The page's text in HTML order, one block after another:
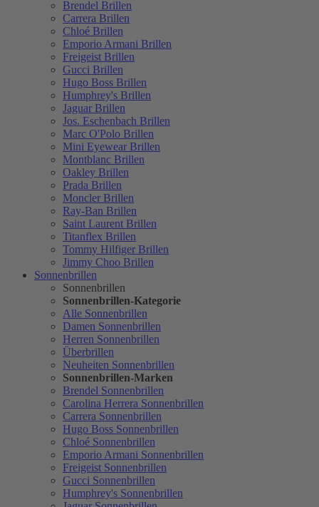
Brendel Brillen
Carrera Brillen
Chloé Brillen
Emporio Armani Brillen
Freigeist Brillen
Gucci Brillen
Hugo Boss Brillen
Humphrey's Brillen
Jaguar Brillen
Jos. Eschenbach Brillen
Marc O'Polo Brillen
Mini Eyewear Brillen
Montblanc Brillen
Oakley Brillen
Prada Brillen
Moncler Brillen
Ray-Ban Brillen
Saint Laurent Brillen
Titanflex Brillen
Tommy Hilfiger Brillen
Jimmy Choo Brillen
Sonnenbrillen
Sonnenbrillen
Sonnenbrillen-Kategorie
Alle Sonnenbrillen
Damen Sonnenbrillen
Herren Sonnenbrillen
Überbrillen
Neuheiten Sonnenbrillen
Sonnenbrillen-Marken
Brendel Sonnenbrillen
Carolina Herrera Sonnenbrillen
Carrera Sonnenbrillen
Hugo Boss Sonnenbrillen
Chloé Sonnenbrillen
Emporio Armani Sonnenbrillen
Freigeist Sonnenbrillen
Gucci Sonnenbrillen
Humphrey's Sonnenbrillen